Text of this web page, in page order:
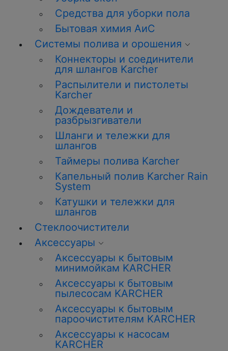
Средства для уборки пола
Бытовая химия АиС
Системы полива и орошения
Коннекторы и соединители
для шлангов Karcher
Распылители и пистолеты
Karcher
Дождеватели и
разбрызгиватели
Шланги и тележки для
шлангов
Таймеры полива Karcher
Капельный полив Karcher Rain
System
Катушки и тележки для
шлангов
Стеклоочистители
Аксессуары
Аксессуары к бытовым
минимойкам KARCHER
Аксессуары к бытовым
пылесосам KARCHER
Аксессуары к бытовым
пароочистителям KARCHER
Аксессуары к насосам
KARCHER